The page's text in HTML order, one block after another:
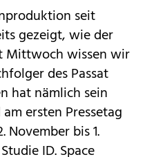
seit
gezeigt, wie der
Mittwoch wissen wir
des Passat
hat nämlich sein
ersten Pressetag
November bis 1.
ID. Space